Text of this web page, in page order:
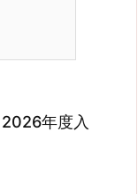
年度入